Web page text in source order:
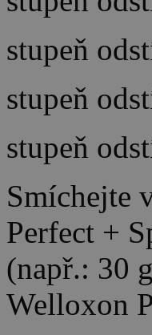
stupeň
stupeň
stupeň
Smíchejte
Perfect +
(např.: 30
Welloxon